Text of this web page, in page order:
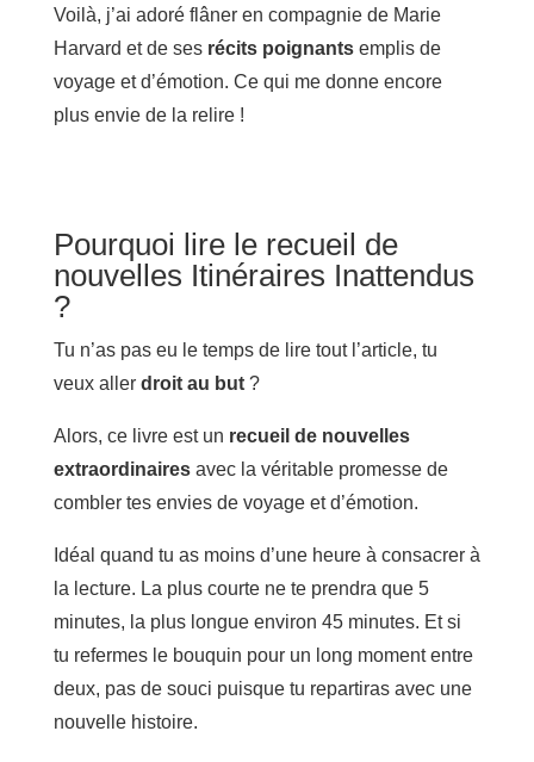
Voilà, j’ai adoré flâner en compagnie de Marie
Harvard et de ses récits poignantsemplis de
voyage et d’émotion. Ce qui me donne encore
plus envie de la relire !
Pourquoi lire le recueil de
nouvelles Itinéraires Inattendus
?
Tu n’as pas eu le temps de lire tout l’article, tu
veux aller droit au but?
Alors, ce livre est un recueil de nouvelles
extraordinairesavec la véritable promesse de
combler tes envies de voyage et d’émotion.
Idéal quand tu as moins d’une heure à consacrer à
la lecture. La plus courte ne te prendra que 5
minutes, la plus longue environ 45 minutes. Et si
tu refermes le bouquin pour un long moment entre
deux, pas de souci puisque tu repartiras avec une
nouvelle histoire.